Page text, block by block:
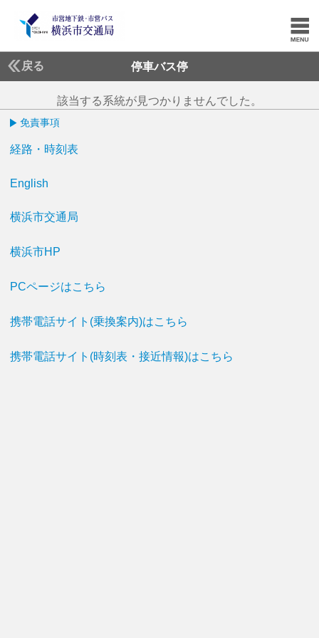
戻る 停車バス停
該当する系統が見つかりませんでした。
免責事項
経路・時刻表
English
横浜市交通局
横浜市HP
PCページはこちら
携帯電話サイト(乗換案内)はこちら
携帯電話サイト(時刻表・接近情報)はこちら